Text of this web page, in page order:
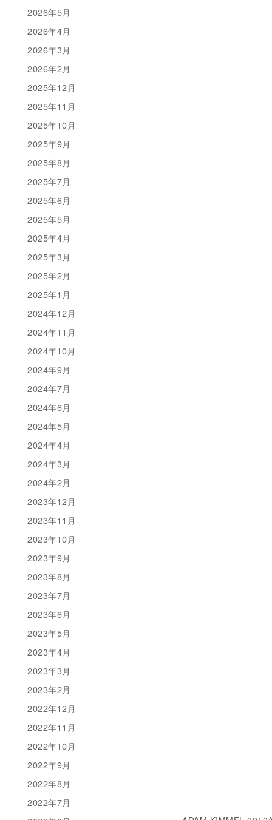
2026年5月
2026年4月
2026年3月
2026年2月
2025年12月
2025年11月
2025年10月
2025年9月
2025年8月
2025年7月
2025年6月
2025年5月
2025年4月
2025年3月
2025年2月
2025年1月
2024年12月
2024年11月
2024年10月
2024年9月
2024年7月
2024年6月
2024年5月
2024年4月
2024年3月
2024年2月
2023年12月
2023年11月
2023年10月
2023年9月
2023年8月
2023年7月
2023年6月
2023年5月
2023年4月
2023年3月
2023年2月
2022年12月
2022年11月
2022年10月
2022年9月
2022年8月
2022年7月